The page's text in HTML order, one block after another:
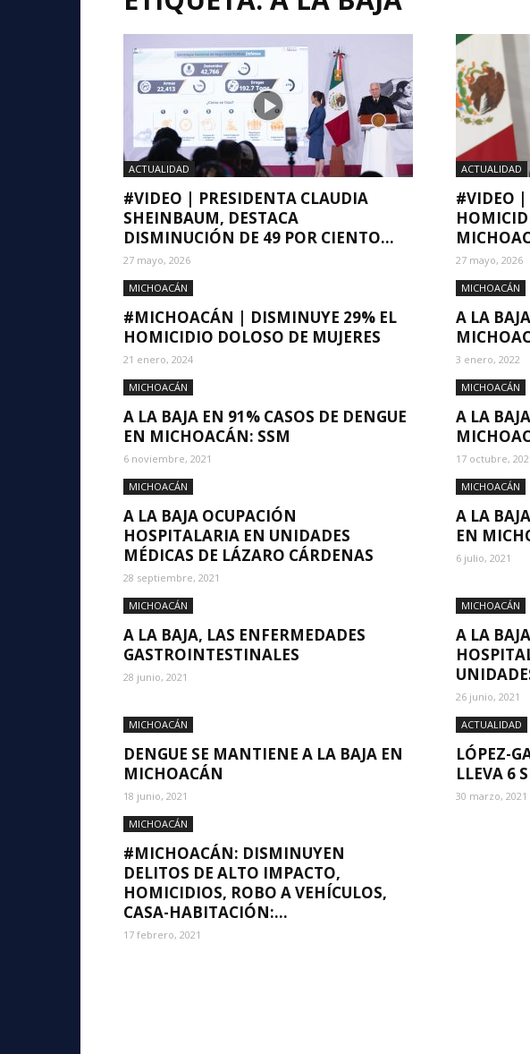
ACTUALIDAD
#VIDEO | PRESIDENTA CLAUDIA
SHEINBAUM, DESTACA
DISMINUCIÓN DE 49 POR CIENTO...
27 mayo, 2026
ACTUALIDAD
#VIDEO |
27 mayo, 2026
MICHOACÁN
#MICHOACÁN | DISMINUYE 29% EL
HOMICIDIO DOLOSO DE MUJERES
21 enero, 2024
MICHOACÁN
A LA
3 enero, 2022
MICHOACÁN
A LA BAJA EN 91% CASOS DE DENGUE
EN MICHOACÁN: SSM
6 noviembre, 2021
MICHOACÁN
A LA
17 octubre,
MICHOACÁN
A LA BAJA OCUPACIÓN
HOSPITALARIA EN UNIDADES
MÉDICAS DE LÁZARO CÁRDENAS
28 septiembre, 2021
MICHOACÁN
A LA
EN
6 julio, 2021
MICHOACÁN
A LA BAJA, LAS ENFERMEDADES
GASTROINTESTINALES
28 junio, 2021
MICHOACÁN
A LA
26 junio, 2021
MICHOACÁN
DENGUE SE MANTIENE A LA BAJA EN
MICHOACÁN
18 junio, 2021
ACTUALIDAD
LÓPEZ-
LLEVA 6
30 marzo, 2021
MICHOACÁN
#MICHOACÁN: DISMINUYEN
DELITOS DE ALTO IMPACTO,
HOMICIDIOS, ROBO A VEHÍCULOS,
CASA-HABITACIÓN:...
17 febrero, 2021